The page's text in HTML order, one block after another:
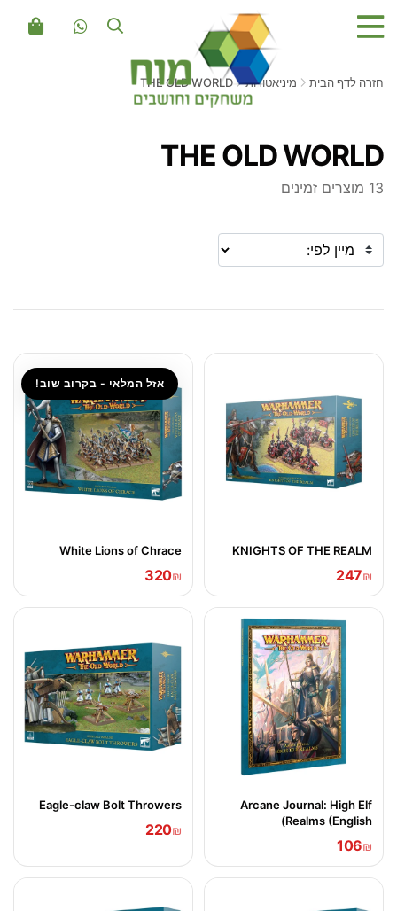
חזרה לדף הבית מיניאטורות THE OLD WORLD
THE OLD WORLD
13 מוצרים זמינים
KNIGHTS OF THE REALM
₪
247
אזל המלאי - בקרוב שוב!
White Lions of Chrace
₪
320
Arcane Journal: High Elf
Realms (English)
₪
106
Eagle-claw Bolt Throwers
₪
220